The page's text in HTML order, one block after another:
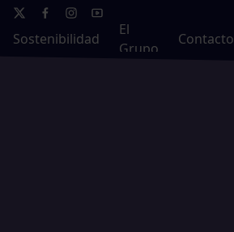
Sostenibilidad
El
Grupo
Contacto